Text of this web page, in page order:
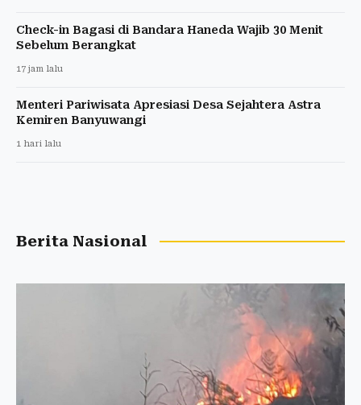
Check-in Bagasi di Bandara Haneda Wajib 30 Menit
Sebelum Berangkat
17 jam lalu
Menteri Pariwisata Apresiasi Desa Sejahtera Astra
Kemiren Banyuwangi
1 hari lalu
Berita Nasional